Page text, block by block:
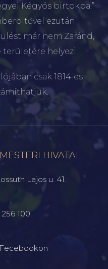
Kégyós birtokba.”
ezután
már nem Zaránd,
területére helyezi.
csak 1814-es
HIVATAL
Lajos u. 41.
256 100